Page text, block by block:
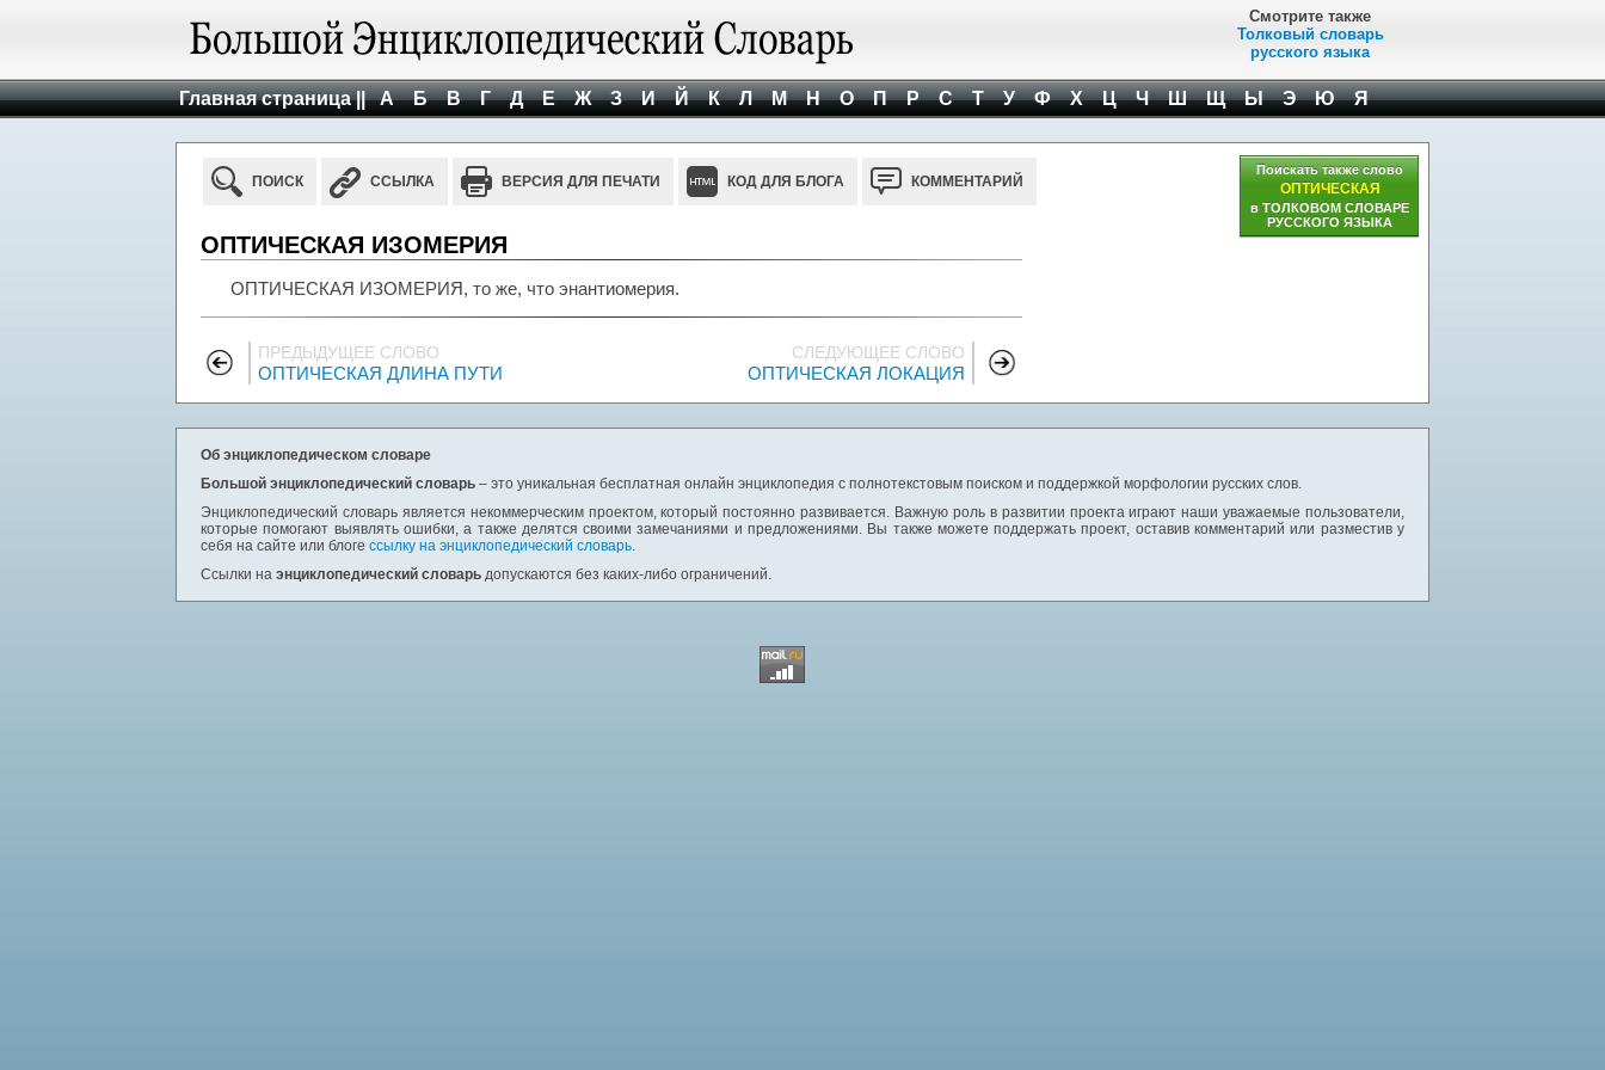
Смотрите также
Толковый словарь
русского языка
Главная страница || А Б В Г Д Е Ж З И Й К Л М Н О П Р С Т У Ф Х Ц Ч Ш Щ Ы Э Ю Я
ПОИСК ССЫЛКА ВЕРСИЯ ДЛЯ ПЕЧАТИ КОД ДЛЯ БЛОГА КОММЕНТАРИЙ
ОПТИЧЕСКАЯ ИЗОМЕРИЯ
ОПТИЧЕСКАЯ ИЗОМЕРИЯ, то же, что энантиомерия.
ПРЕДЫДУЩЕЕ СЛОВО
ОПТИЧЕСКАЯ ДЛИНА ПУТИ
СЛЕДУЮЩЕЕ СЛОВО
ОПТИЧЕСКАЯ ЛОКАЦИЯ
Поискать также слово
ОПТИЧЕСКАЯ
в ТОЛКОВОМ СЛОВАРЕ
РУССКОГО ЯЗЫКА
Об энциклопедическом словаре
Большой энциклопедический словарь – это уникальная бесплатная онлайн энциклопедия с полнотекстовым поиском и поддержкой морфологии русских слов.
Энциклопедический словарь является некоммерческим проектом, который постоянно развивается. Важную роль в развитии проекта играют наши уважаемые пользователи,
которые помогают выявлять ошибки, а также делятся своими замечаниями и предложениями. Вы также можете поддержать проект, оставив комментарий или разместив у
себя на сайте или блоге ссылку на энциклопедический словарь.
Ссылки на энциклопедический словарь допускаются без каких-либо ограничений.